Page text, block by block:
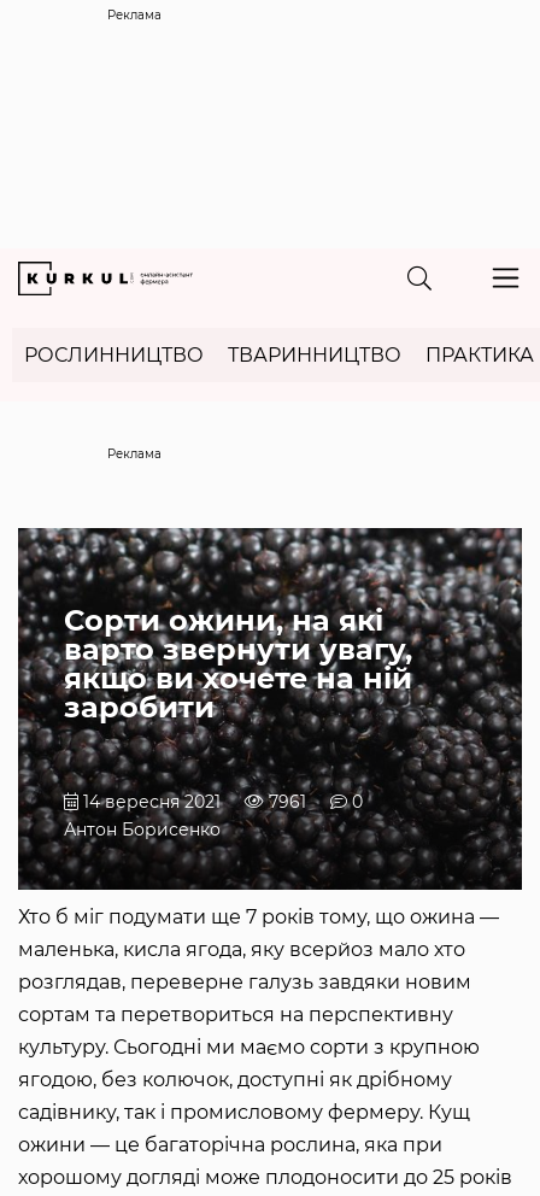
Реклама
РОСЛИННИЦТВО ТВАРИННИЦТВО ПРАКТИКА
Сорти ожини, на які
варто звернути увагу,
якщо ви хочете на ній
заробити
14 вересня 2021 7961
0
Антон Борисенко
Хто б міг подумати ще 7 років тому, що ожина —
маленька, кисла ягода, яку всерйоз мало хто
розглядав, переверне галузь завдяки новим
сортам та перетвориться на перспективну
культуру. Сьогодні ми маємо сорти з крупною
ягодою, без колючок, доступні як дрібному
садівнику, так і промисловому фермеру. Кущ
ожини — це багаторічна рослина, яка при
хорошому догляді може плодоносити до 25 років
Реклама